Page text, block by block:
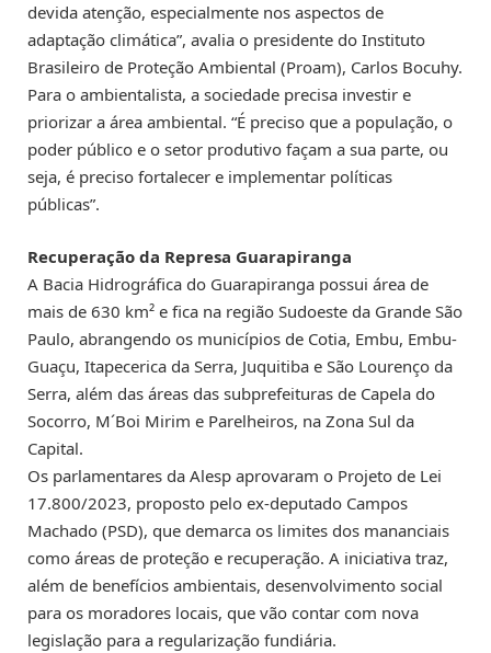
devida atenção, especialmente nos aspectos de
adaptação climática”, avalia o presidente do Instituto
Brasileiro de Proteção Ambiental (Proam), Carlos Bocuhy.
Para o ambientalista, a sociedade precisa investir e
priorizar a área ambiental. “É preciso que a população, o
poder público e o setor produtivo façam a sua parte, ou
seja, é preciso fortalecer e implementar políticas
públicas”.
Recuperação da Represa Guarapiranga
A Bacia Hidrográfica do Guarapiranga possui área de
mais de 630 km² e fica na região Sudoeste da Grande São
Paulo, abrangendo os municípios de Cotia, Embu, Embu-
Guaçu, Itapecerica da Serra, Juquitiba e São Lourenço da
Serra, além das áreas das subprefeituras de Capela do
Socorro, M´Boi Mirim e Parelheiros, na Zona Sul da
Capital.
Os parlamentares da Alesp aprovaram o Projeto de Lei
17.800/2023, proposto pelo ex-deputado Campos
Machado (PSD), que demarca os limites dos mananciais
como áreas de proteção e recuperação. A iniciativa traz,
além de benefícios ambientais, desenvolvimento social
para os moradores locais, que vão contar com nova
legislação para a regularização fundiária.